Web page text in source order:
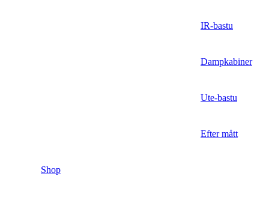
IR-bastu
Dampkabiner
Ute-bastu
Efter mått
Shop